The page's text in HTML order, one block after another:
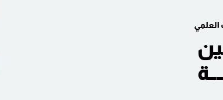
الكادر التدريسي